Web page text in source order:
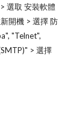
選取 安裝軟體
開機 > 選擇 防
"Telnet",
> 選擇